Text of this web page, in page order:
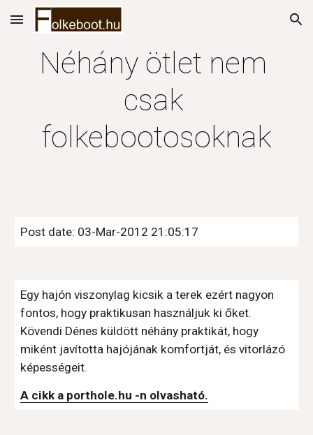
Skip to main content Skip to navigation
Néhány ötlet nem
csak
folkebootosoknak
Post date: 03-Mar-2012 21:05:17
Egy hajón viszonylag kicsik a terek ezért nagyon
fontos, hogy praktikusan használjuk ki őket.
Kövendi Dénes küldött néhány praktikát, hogy
miként javította hajójának komfortját, és vitorlázó
képességeit.
A cikk a porthole.hu -n olvasható.